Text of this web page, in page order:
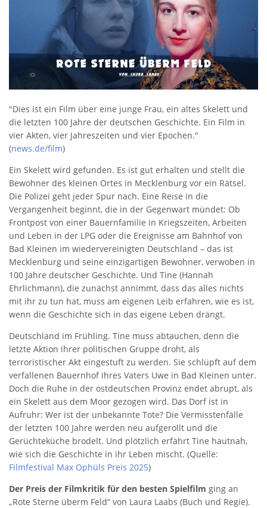
"Dies ist ein Film über eine junge Frau, ein altes Skelett und
die letzten 100 Jahre der deutschen Geschichte. Ein Film in
vier Akten, vier Jahreszeiten und vier Epochen."
(news.de/film)
Ein Skelett wird gefunden. Es ist gut erhalten und stellt die
Bewohner des kleinen Ortes in Mecklenburg vor ein Rätsel.
Die Polizei geht jeder Spur nach. Eine Reise in die
Vergangenheit beginnt, die in der Gegenwart mündet: Ob
Frontpost von einer Bauernfamilie in Kriegszeiten, Arbeiten
und Leben in der LPG oder die Ereignisse am Bahnhof von
Bad Kleinen im wiedervereinigten Deutschland – das ist
Mecklenburg und seine einzigartigen Bewohner, verwoben in
100 Jahre deutscher Geschichte. Und Tine (Hannah
Ehrlichmann), die zunächst annimmt, dass das alles nichts
mit ihr zu tun hat, muss am eigenen Leib erfahren, wie es ist,
wenn die Geschichte sich in das eigene Leben drängt.
Deutschland im Frühling. Tine muss abtauchen, denn die
letzte Aktion ihrer politischen Gruppe droht, als
terroristischer Akt eingestuft zu werden. Sie schlüpft auf dem
verfallenen Bauernhof ihres Vaters Uwe in Bad Kleinen unter.
Doch die Ruhe in der ostdeutschen Provinz endet abrupt, als
ein Skelett aus dem Moor gezogen wird. Das Dorf ist in
Aufruhr: Wer ist der unbekannte Tote? Die Vermisstenfälle
der letzten 100 Jahre werden neu aufgerollt und die
Gerüchteküche brodelt. Und plötzlich erfährt Tine hautnah,
wie sich die Geschichte in ihr Leben mischt. (Quelle:
Filmfestival Max Ophüls Preis 2025)
Der Preis der Filmkritik für den besten Spielfilm ging an
„Rote Sterne überm Feld“ von Laura Laabs (Buch und Regie).